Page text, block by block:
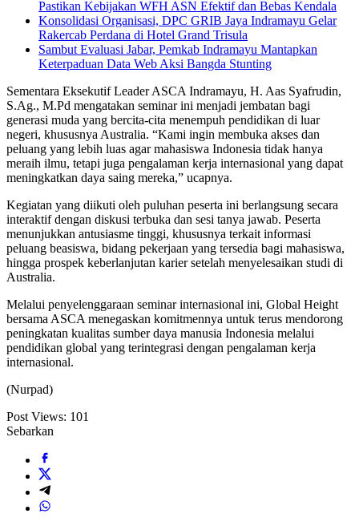
Pastikan Kebijakan WFH ASN Efektif dan Bebas Kendala
Konsolidasi Organisasi, DPC GRIB Jaya Indramayu Gelar
Rakercab Perdana di Hotel Grand Trisula
Sambut Evaluasi Jabar, Pemkab Indramayu Mantapkan
Keterpaduan Data Web Aksi Bangda Stunting
Sementara Eksekutif Leader ASCA Indramayu, H. Aas Syafrudin,
S.Ag., M.Pd mengatakan seminar ini menjadi jembatan bagi
generasi muda yang bercita-cita menempuh pendidikan di luar
negeri, khususnya Australia. “Kami ingin membuka akses dan
peluang yang lebih luas agar mahasiswa Indonesia tidak hanya
meraih ilmu, tetapi juga pengalaman kerja internasional yang dapat
meningkatkan daya saing mereka,” ucapnya.
Kegiatan yang diikuti oleh puluhan peserta ini berlangsung secara
interaktif dengan diskusi terbuka dan sesi tanya jawab. Peserta
menunjukkan antusiasme tinggi, khususnya terkait informasi
peluang beasiswa, bidang pekerjaan yang tersedia bagi mahasiswa,
hingga prospek keberlanjutan karier setelah menyelesaikan studi di
Australia.
Melalui penyelenggaraan seminar internasional ini, Global Height
bersama ASCA menegaskan komitmennya untuk terus mendorong
peningkatan kualitas sumber daya manusia Indonesia melalui
pendidikan global yang terintegrasi dengan pengalaman kerja
internasional.
(Nurpad)
Post Views: 101
Sebarkan